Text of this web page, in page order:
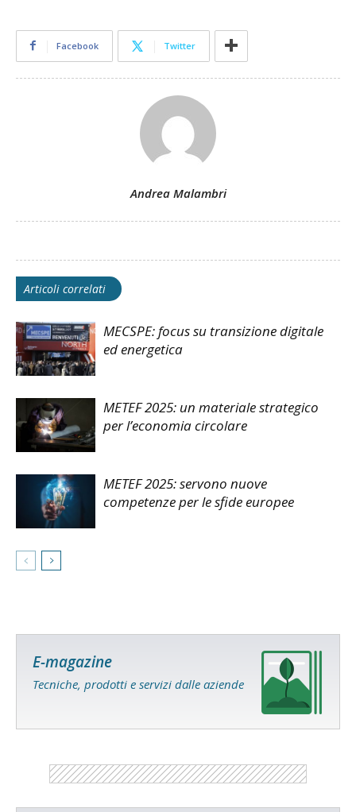
Facebook Twitter
Andrea Malambri
Articoli correlati
MECSPE: focus su transizione digitale
ed energetica
METEF 2025: un materiale strategico
per l’economia circolare
METEF 2025: servono nuove
competenze per le sfide europee
E-magazine
Tecniche, prodotti e servizi dalle aziende